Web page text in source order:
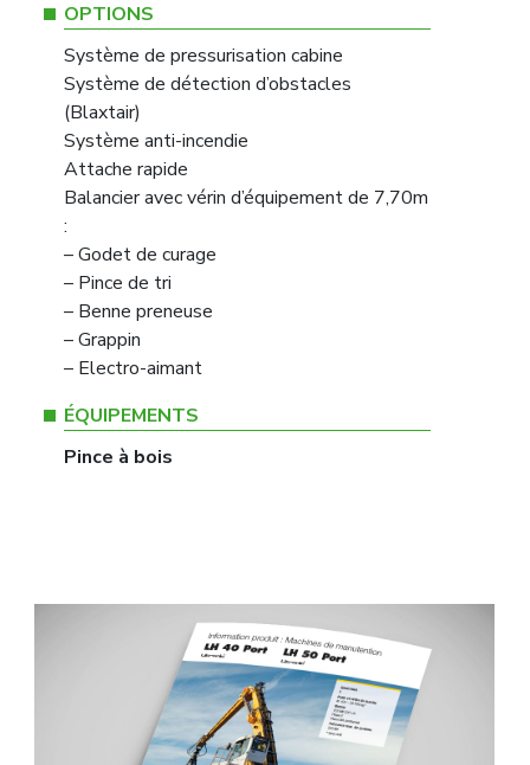
OPTIONS
Système de pressurisation cabine
Système de détection d’obstacles
(Blaxtair)
Système anti-incendie
Attache rapide
Balancier avec vérin d’équipement de 7,70m
:
– Godet de curage
– Pince de tri
– Benne preneuse
– Grappin
– Electro-aimant
ÉQUIPEMENTS
Pince à bois